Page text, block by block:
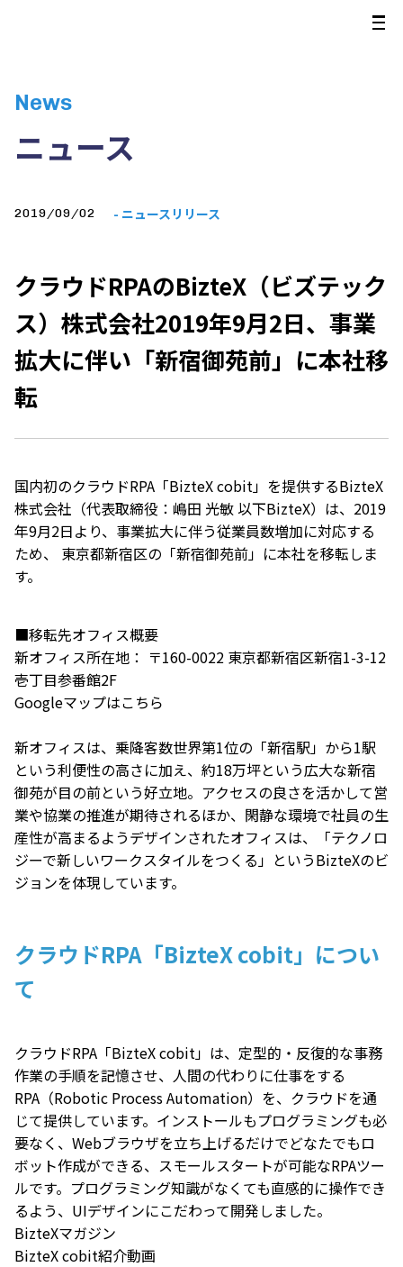
News
ニュース
2019/09/02 - ニュースリリース
クラウドRPAのBizteX（ビズテック
ス）株式会社2019年9月2日、事業
拡大に伴い「新宿御苑前」に本社移
転
国内初のクラウドRPA「BizteX cobit」を提供するBizteX
株式会社（代表取締役：嶋田 光敏 以下BizteX）は、2019
年9月2日より、事業拡大に伴う従業員数増加に対応する
ため、 東京都新宿区の「新宿御苑前」に本社を移転しま
す。
■移転先オフィス概要
新オフィス所在地： 〒160-0022 東京都新宿区新宿1-3-12
壱丁目参番館2F
Googleマップはこちら
新オフィスは、乗降客数世界第1位の「新宿駅」から1駅
という利便性の高さに加え、約18万坪という広大な新宿
御苑が目の前という好立地。アクセスの良さを活かして営
業や協業の推進が期待されるほか、閑静な環境で社員の生
産性が高まるようデザインされたオフィスは、「テクノロ
ジーで新しいワークスタイルをつくる」というBizteXのビ
ジョンを体現しています。
クラウドRPA「BizteX cobit」につい
て
クラウドRPA「BizteX cobit」は、定型的・反復的な事務
作業の手順を記憶させ、人間の代わりに仕事をする
RPA（Robotic Process Automation）を、クラウドを通
じて提供しています。インストールもプログラミングも必
要なく、Webブラウザを立ち上げるだけでどなたでもロ
ボット作成ができる、スモールスタートが可能なRPAツー
ルです。プログラミング知識がなくても直感的に操作でき
るよう、UIデザインにこだわって開発しました。
BizteXマガジン
BizteX cobit紹介動画